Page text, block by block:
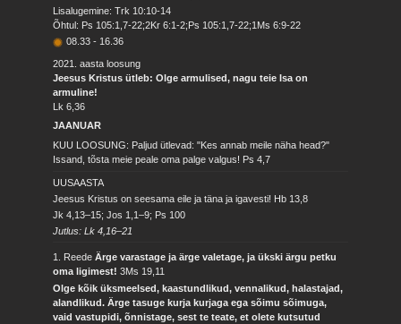
Lisalugemine: Trk 10:10-14
Õhtul: Ps 105:1,7-22;2Kr 6:1-2;Ps 105:1,7-22;1Ms 6:9-22
08.33 - 16.36
2021. aasta loosung
Jeesus Kristus ütleb: Olge armulised, nagu teie Isa on
armuline!
Lk 6,36
JAANUAR
KUU LOOSUNG: Paljud ütlevad: "Kes annab meile näha head?"
Issand, tõsta meie peale oma palge valgus! Ps 4,7
UUSAASTA
Jeesus Kristus on seesama eile ja täna ja igavesti! Hb 13,8
Jk 4,13–15; Jos 1,1–9; Ps 100
Jutlus: Lk 4,16–21
1. ReedeÄrge varastage ja ärge valetage, ja ükski ärgu petku
oma ligimest!3Ms 19,11
Olge kõik üksmeelsed, kaastundlikud, vennalikud, halastajad,
alandlikud. Ärge tasuge kurja kurjaga ega sõimu sõimuga,
vaid vastupidi, õnnistage, sest te teate, et olete kutsutud